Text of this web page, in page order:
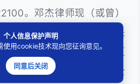
。邓杰律师现（或曾）
政府听证员、深圳市政府采
律类），曾担任深圳市某区
师、计算机信息网络安全
个人信息保护声明
使用cookie技术现向您征询意见。
同意后关闭